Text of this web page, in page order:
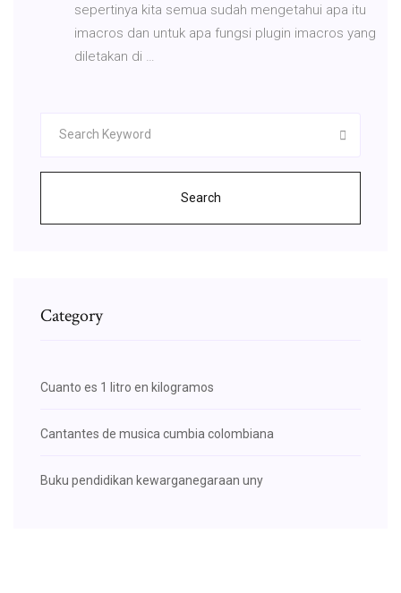
sepertinya kita semua sudah mengetahui apa itu
imacros dan untuk apa fungsi plugin imacros yang
diletakan di …
Search
Category
Cuanto es 1 litro en kilogramos
Cantantes de musica cumbia colombiana
Buku pendidikan kewarganegaraan uny